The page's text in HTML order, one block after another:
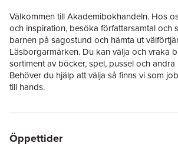
Välkommen till Akademibokhandeln. Hos
och inspiration, besöka författarsamtal och
barnen på sagostund och hämta ut
Läsborgarmärken. Du kan välja och vraka
sortiment av böcker, spel, pussel och andra
Behöver du hjälp att välja så finns vi som
till hands.
Öppettider